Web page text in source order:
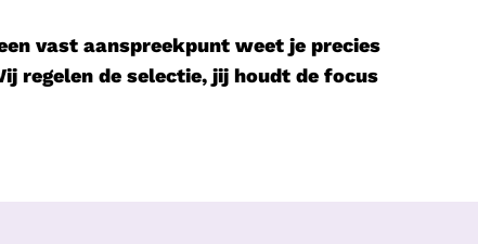
vast aanspreekpunt weet je precies
regelen de selectie, jij houdt de focus